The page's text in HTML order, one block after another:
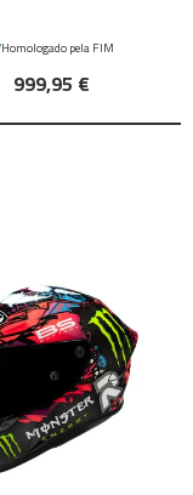
Homologado pela FIM
999,95 €